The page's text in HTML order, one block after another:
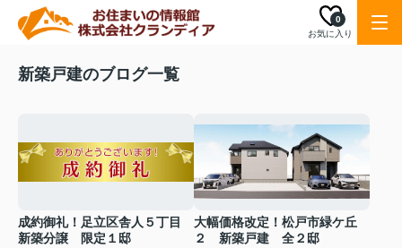
お気に入り
0
新築戸建のブログ一覧
成約御礼！足立区舎人５丁目
新築分譲 限定１邸
大幅価格改定！松戸市緑ケ丘
２ 新築戸建 全２邸